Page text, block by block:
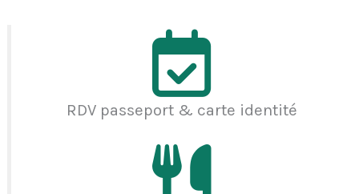
RDV passeport & carte identité